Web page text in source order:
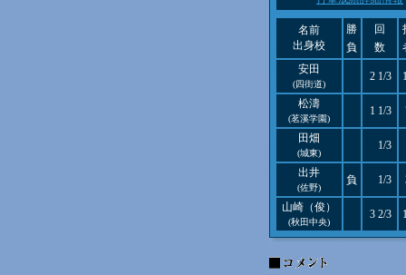
名前
出身校
勝
負
回
数
安田
(四街道)
2 1/3
松濤
(茗溪学園)
1 1/3
田畑
(城東)
1/3
出井
(佐野)
負 1/3
山崎（俊）
(秋田中央)
3 2/3